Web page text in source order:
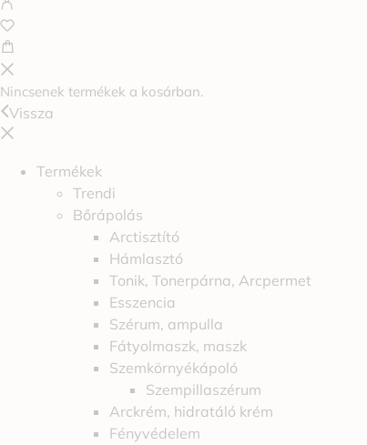
Nincsenek termékek a kosárban.
Vissza
Termékek
Trendi
Bőrápolás
Arctisztító
Hámlasztó
Tonik, Tonerpárna, Arcpermet
Esszencia
Szérum, ampulla
Fátyolmaszk, maszk
Szemkörnyékápoló
Szempillaszérum
Arckrém, hidratáló krém
Fényvédelem